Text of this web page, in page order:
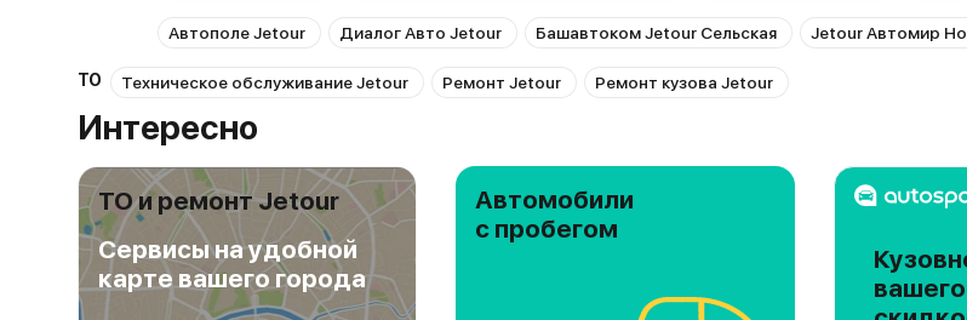
Автополе Jetour Диалог Авто Jetour Башавтоком Jetour Сельская Jetour Автомир
ТО Техническое обслуживание Jetour Ремонт Jetour Ремонт кузова Jetour
Интересно
ТО и ремонт Jetour
Сервисы на удобной
карте вашего города
Автомобили
с пробегом